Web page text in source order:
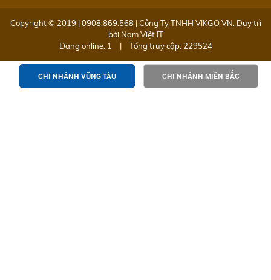
Copyright © 2019 | 0908.869.568 | Công Ty TNHH VIKGO VN. Duy trì
bởi Nam Việt IT
Đang online: 1
| Tổng truy cập: 229524
CHI NHÁNH VŨNG TÀU CHI NHÁNH MIỀN BẮC